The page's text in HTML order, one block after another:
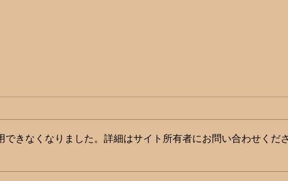
できなくなりました。詳細はサイト所有者にお問い合わせくださ